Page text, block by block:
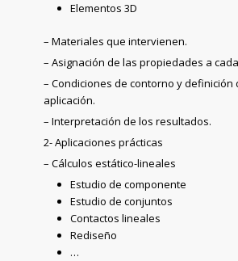
Elementos 3D
– Materiales que intervienen.
– Asignación de las propiedades a
– Condiciones de contorno y definición
aplicación.
– Interpretación de los resultados.
2- Aplicaciones prácticas
– Cálculos estático-lineales
Estudio de componente
Estudio de conjuntos
Contactos lineales
Rediseño
…